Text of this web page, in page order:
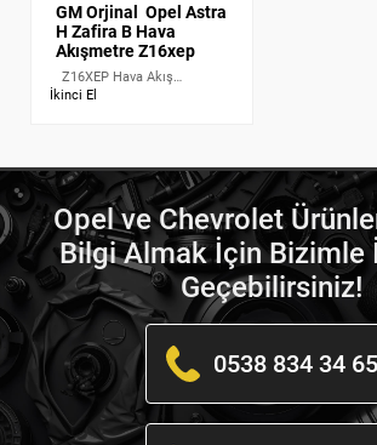
GM Orjinal
H Zafira B Hava
Akışmetre Z16xep
Z16XEP Hava Akış
Sensörü
İkinci El
Opel ve Chevrolet
Bilgi Almak İçin Bizimle
Geçebilirsiniz!
0538 834 34 65